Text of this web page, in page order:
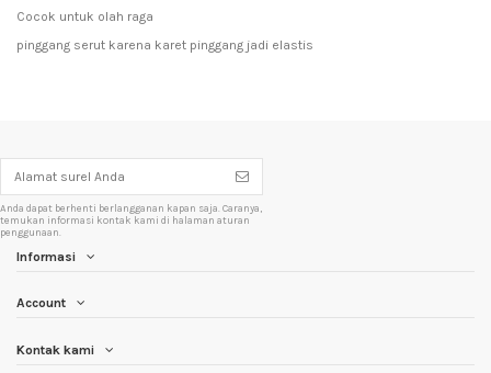
Cocok untuk olah raga
pinggang serut karena karet pinggang jadi elastis
Anda dapat berhenti berlangganan kapan saja. Caranya,
temukan informasi kontak kami di halaman aturan
penggunaan.
Informasi
Account
Kontak kami